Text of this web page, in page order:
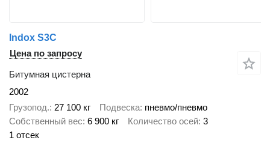
Indox S3C
Цена по запросу
Битумная цистерна
2002
Грузопод. 27 100 кг Подвеска пневмо/пневмо
Собственный вес 6 900 кг Количество осей 3
1 отсек